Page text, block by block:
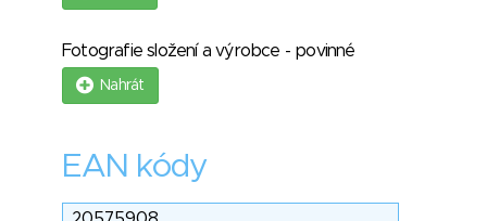
Fotografie složení a výrobce - povinné
Nahrát
EAN kódy